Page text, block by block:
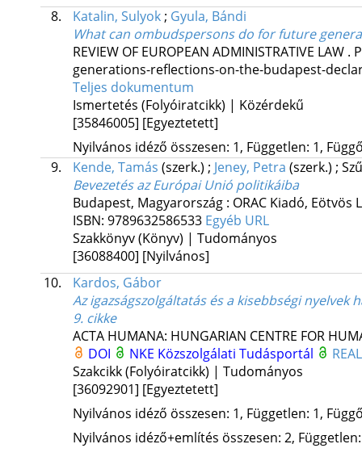
8.
Katalin, Sulyok; Gyula, Bándi
What can ombudspersons do for future
REVIEW OF EUROPEAN ADMINISTRATIVE LAW .
generations-reflections-on-the-budapest-
Teljes dokumentum
Ismertetés (Folyóiratcikk) | Közérdekű
[35846005] [Egyeztetett]
Nyilvános idéző összesen: 1, Független: 1,
9.
Kende, Tamás (szerk.) ; Jeney, Petra (szerk.) ;
Bevezetés az Európai Unió politikáiba
Budapest, Magyarország : ORAC Kiadó, Eötvös
ISBN: 9789632586533 Egyéb URL
Szakkönyv (Könyv) | Tudományos
[36088400] [Nyilvános]
10.
Kardos, Gábor
Az igazságszolgáltatás és a kisebbségi nyelvek
9. cikke
ACTA HUMANA: HUNGARIAN CENTRE FOR
DOI
NKE Közszolgálati Tudásportál
Szakcikk (Folyóiratcikk) | Tudományos
[36092901] [Egyeztetett]
Nyilvános idéző összesen: 1, Független: 1,
Nyilvános idéző+említés összesen: 2,